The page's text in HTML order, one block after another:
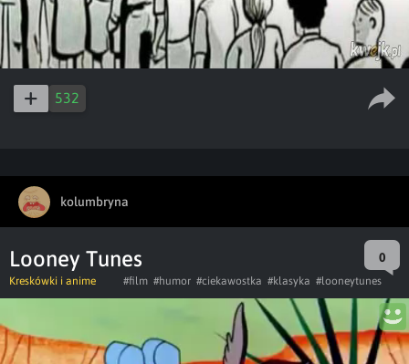
532
kolumbryna
Looney Tunes 0
Kreskówki i anime #film #humor #ciekawostka #klasyka #looneytunes